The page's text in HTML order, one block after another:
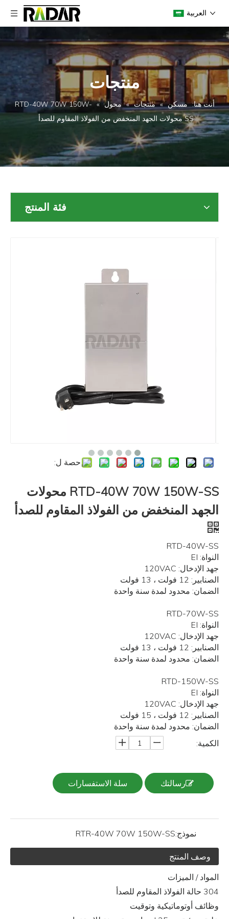
العربية
منتجات
أنت هنا: مسكن » منتجات » محول »
RTD-40W 70W 150W-
SS محولات الجهد المنخفض من الفولاذ المقاوم للصدأ
فئة المنتج
حصة ل:
RTD-40W 70W 150W-SS محولات
الجهد المنخفض من الفولاذ المقاوم للصدأ
RTD-40W-SS
النواة: EI
جهد الإدخال: 120VAC
الصنابير: 12 فولت ، 13 فولت
الضمان: محدود لمدة سنة واحدة
RTD-70W-SS
النواة: EI
جهد الإدخال: 120VAC
الصنابير: 12 فولت ، 13 فولت
الضمان: محدود لمدة سنة واحدة
RTD-150W-SS
النواة: EI
جهد الإدخال: 120VAC
الصنابير: 12 فولت ، 15 فولت
الضمان: محدود لمدة سنة واحدة
الكمية:
رسالتك سلة الاستفسارات
نموذج:RTR-40W 70W 150W-SS
وصف المنتج
المواد / الميزات
304 حالة الفولاذ المقاوم للصدأ
وظائف أوتوماتيكية وتوقيت